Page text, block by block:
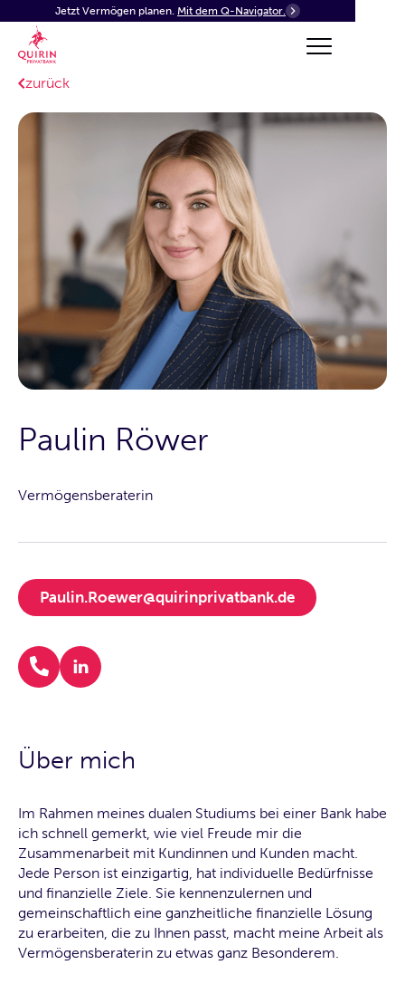
Jetzt Vermögen planen. Mit dem Q-Navigator.
zurück
Paulin Röwer
Vermögensberaterin
Paulin.Roewer@quirinprivatbank.de
Über mich
Im Rahmen meines dualen Studiums bei einer Bank habe
ich schnell gemerkt, wie viel Freude mir die
Zusammenarbeit mit Kundinnen und Kunden macht.
Jede Person ist einzigartig, hat individuelle Bedürfnisse
und finanzielle Ziele. Sie kennenzulernen und
gemeinschaftlich eine ganzheitliche finanzielle Lösung
zu erarbeiten, die zu Ihnen passt, macht meine Arbeit als
Vermögensberaterin zu etwas ganz Besonderem.